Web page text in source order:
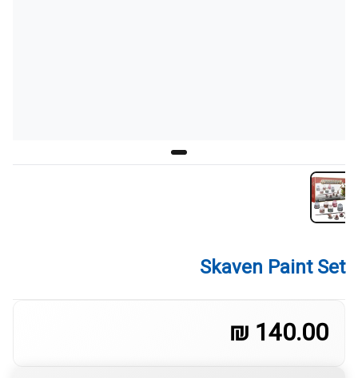
Skaven Paint Set
140.00 ₪